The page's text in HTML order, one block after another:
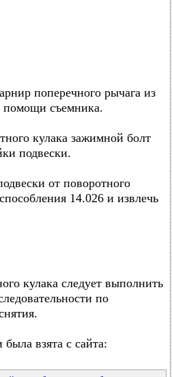
поперечного рычага из
помощи съемника.
кулака зажимной болт
подвески.
от поворотного
14.026 и извлечь
кулака следует выполнить
по
взята с сайта: